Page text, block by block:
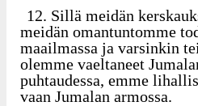
12. Sillä meidän
meidän omantuntomme
maailmassa ja varsinkin
olemme vaeltaneet
puhtaudessa, emme
vaan Jumalan armossa.